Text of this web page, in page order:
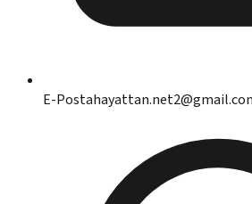
E-Posta